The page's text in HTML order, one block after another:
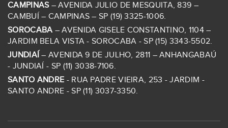
CAMPINAS– AVENIDA JULIO DE MESQUITA, 839 –
CAMBUÍ – CAMPINAS – SP (19) 3325-1006.
SOROCABA – AVENIDA GISELE CONSTANTINO, 1104 –
JARDIM BELA VISTA - SOROCABA - SP (15) 3343-5502.
JUNDIAÍ – AVENIDA 9 DE JULHO, 2811 – ANHANGABAÚ
- JUNDIAÍ - SP (11) 3038-7106.
SANTO ANDRE - RUA PADRE VIEIRA, 253 - JARDIM -
SANTO ANDRE - SP (11) 3037-3350.